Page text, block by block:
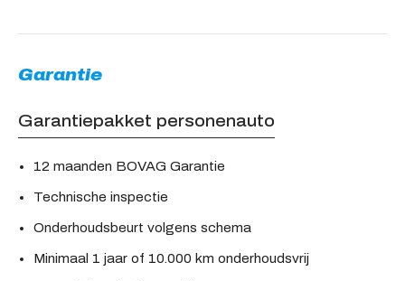
Garantie
Garantiepakket personenauto
12 maanden BOVAG Garantie
Technische inspectie
Onderhoudsbeurt volgens schema
Minimaal 1 jaar of 10.000 km onderhoudsvrij